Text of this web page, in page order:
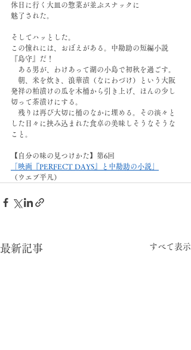
休日に行く大皿の惣菜が並ぶスナックに
魅了された。
そしてハッとした。
この憧れには、おぼえがある。中勘助の短編小説
『島守』だ！
ある男が、わけあって湖の小島で初秋を過ごす。
朝、米を炊き、浪華漬（なにわづけ）という大阪
発祥の粕漬けの瓜を木桶から引き上げ、ほんの少し
切って茶漬けにする。
残りは再び大切に桶のなかに埋める。その淡々と
した日々に挟み込まれた食卓の美味しそうなそうな
こと。
【自分の味の見つけかた】第6回
「映画『PERFECT DAYS』と中勘助の小説」
⁡（ウエブ平凡）
最新記事 すべて表示